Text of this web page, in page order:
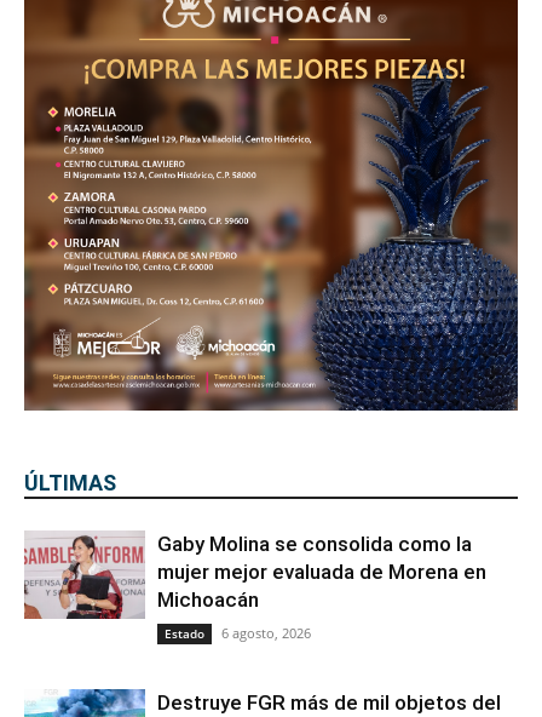
ÚLTIMAS
Gaby Molina se consolida como la
mujer mejor evaluada de Morena en
Michoacán
Estado 6 agosto, 2026
Destruye FGR más de mil objetos del